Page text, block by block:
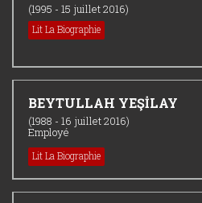
(1995 - 15 juillet 2016)
Lit La Biographie
BEYTULLAH YEŞİLAY
(1988 - 16 juillet 2016)
Employé
Lit La Biographie